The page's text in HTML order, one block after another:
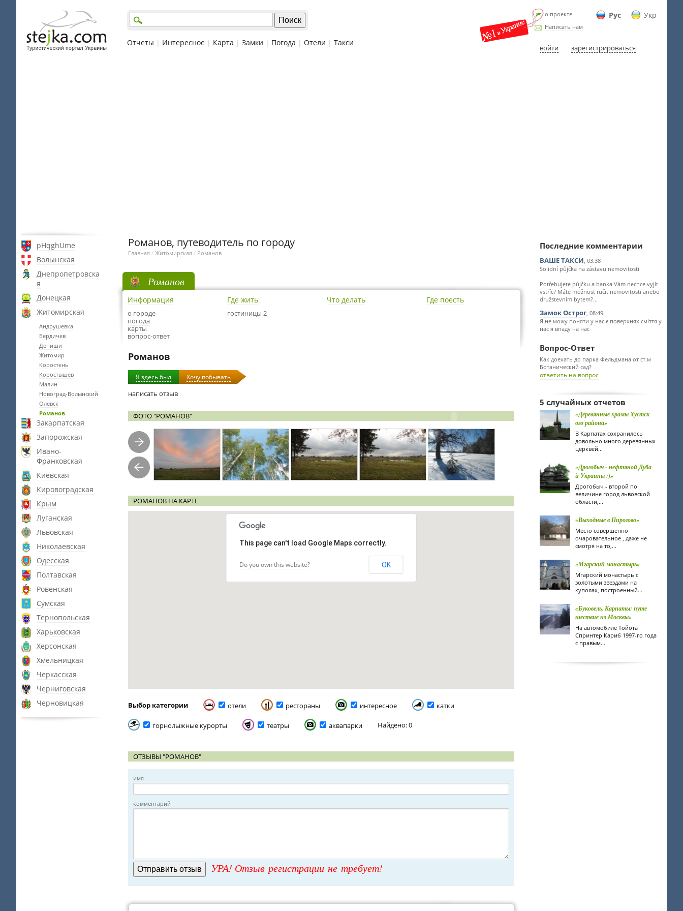
Рус Укр
о проекте
Написать нам
войти зарегистрироваться
Отчеты | Интересное | Карта | Замки | Погода | Отели | Такси
pHqghUme
Волынская
Днепропетровска
я
Донецкая
Житомирская
Андрушевка
Бердичев
Дениши
Житомир
Коростень
Коростышев
Малин
Новоград-Волынский
Олевск
Романов
Закарпатская
Запорожская
Ивано-
Франковская
Киевская
Кировоградская
Крым
Луганская
Львовская
Николаевская
Одесская
Полтавская
Ровенская
Сумская
Тернопольская
Харьковская
Херсонская
Хмельницкая
Черкасская
Черниговская
Черновицкая
Романов, путеводитель по городу
Главная / Житомирская / Романов
Романов
Информация
о городе
погода
карты
вопрос-ответ
Где жить
гостиницы 2
Что делать Где поесть
Романов
Я здесь был Хочу побывать
написать отзыв
ФОТО "РОМАНОВ"
РОМАНОВ НА КАРТЕ
This page can't load Google Maps correctly.
Do you own this website? OK
Выбор категории отели рестораны интересное катки
горнолыжные курорты театры аквапарки Найдено: 0
ОТЗЫВЫ "РОМАНОВ"
имя
комментарий
УРА! Отзыв регистрации не требует!
Последние комментарии
ВАШЕ ТАКСИ, 03:38
Solidní půjčka na zástavu nemovitosti
Potřebujete půjčku a banka Vám nechce vyjít
vstříc? Máte možnost ručit nemovitosti anebo
družstevním bytem?...
Замок Острог, 08:49
Я не можу поняти у нас є поверхнях сміття у
нас я впаду на нас
Вопрос-Ответ
Как доехать до парка Фельдмана от ст.м
Ботанический сад?
ответить на вопрос
5 случайных отчетов
«Деревянные храмы Хустск
ого района»
В Карпатах сохранилось
довольно много деревянных
церквей...
«Дрогобыч - нефтяной Дуба
й Украины :)»
Дрогобыч - второй по
величине город львовской
области,...
«Выходные в Пирогово»
Место совершенно
очаровательное , даже не
смотря на то,...
«Мгарский монастырь»
Мгарский монастырь с
золотыми звездами на
куполах, построенный...
«Буковель, Карпаты: путе
шествие из Москвы»
На автомобиле Тойота
Спринтер Кариб 1997-го года
с правым...